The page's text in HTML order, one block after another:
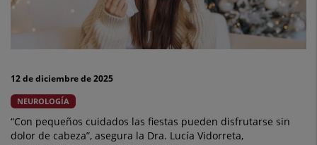
los
desencadenantes
frecuentes
de
12 de diciembre de 2025
NEUROLOGÍA
“Con pequeños cuidados las fiestas pueden disfrutarse sin
dolor de cabeza”, asegura la Dra. Lucía Vidorreta,